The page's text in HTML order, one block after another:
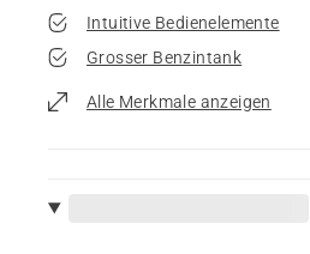
Intuitive Bedienelemente
Grosser Benzintank
Alle Merkmale anzeigen